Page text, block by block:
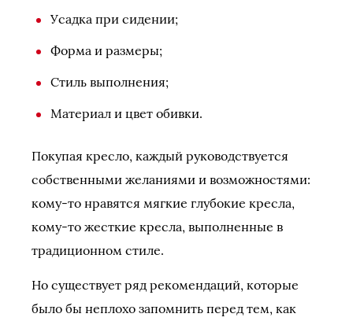
Усадка при сидении;
Форма и размеры;
Стиль выполнения;
Материал и цвет обивки.
Покупая кресло, каждый руководствуется
собственными желаниями и возможностями:
кому-то нравятся мягкие глубокие кресла,
кому-то жесткие кресла, выполненные в
традиционном стиле.
Но существует ряд рекомендаций, которые
было бы неплохо запомнить перед тем, как